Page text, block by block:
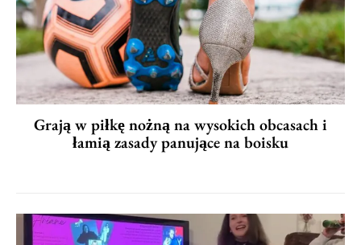
Grają w piłkę nożną na wysokich obcasach i
łamią zasady panujące na boisku